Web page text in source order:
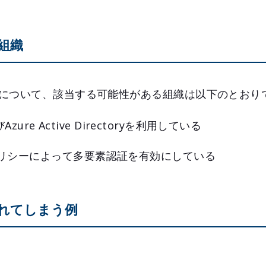
織
ついて、該当する可能性がある組織は以下のとおり
Active Directoryを利用している
シーによって多要素認証を有効にしている
てしまう例